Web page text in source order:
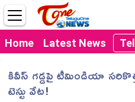
Home Latest News
కివీస్ గడ్డపై టీమిండియా
టెస్టు వేట!